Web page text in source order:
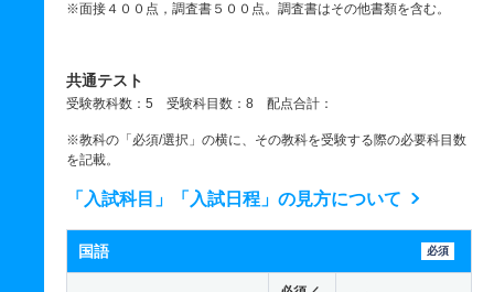
※面接４００点，調査書５００点。調査書はその他書類を含む。
共通テスト
受験教科数：5 受験科目数：8 配点合計：
※教科の「必須/選択」の横に、その教科を受験する際の必要科目数
を記載。
「入試科目」「入試日程」の見方について
国語 必須